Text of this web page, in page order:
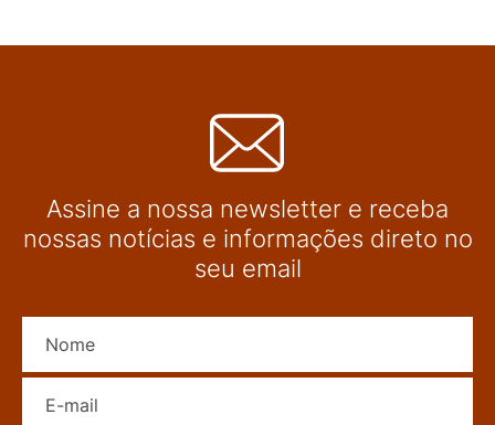
Assine a nossa newsletter e receba
nossas notícias e informações direto no
seu email